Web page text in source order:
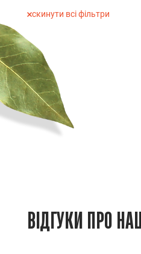
скинути всі фільтри
ВІДГУКИ ПРО